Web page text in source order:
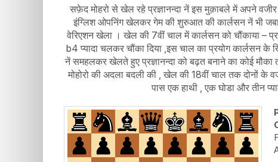
सफ़ेद मोहरो से खेल रहे प्रज्ञानन्दा नें इस मुक़ाबले में अपने
इंग्लिश ओपनिंग खेलकर गेम की शुरुआत की कार्लसन नें भी
वेरिएशन खेला । खेल की 7वीं चाल में कार्लसन को चौंकाया –
b4 प्यादा चलकर चौंका दिया ,इस चाल का प्रयोग कार्लसन
नें समहलकर खेलते हुए प्रज्ञानन्दा को बढ़त बनाने का कोई मौका
मोहोरो की अदला बदली की , खेल की 18वीं चाल तक दोनों के
पास एक हाथी , एक घोडा और तीन